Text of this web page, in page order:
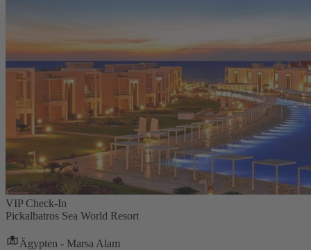
VIP Check-In
Pickalbatros Sea World Resort
Ägypten - Marsa Alam